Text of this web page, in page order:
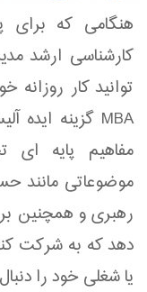
هنگامی که
کارشناسی ارشد
توانید کار
مفاهیم پایه
موضوعاتی مانند
رهبری و همچنین
دهد که به شرکت
یا شغلی خود را